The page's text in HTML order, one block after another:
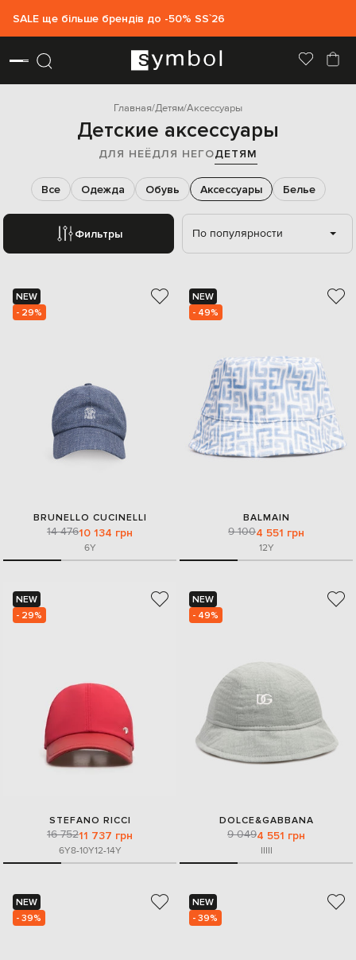
SALE ще більше брендів до -50% SS`26
Главная Детям Аксессуары
Детские аксессуары
ДЛЯ НЕЁДЛЯ НЕГОДЕТЯМ
Фильтры
Все Одежда Обувь Аксессуары Белье
По популярности
NEW
- 29%
BRUNELLO CUCINELLI
14 47610 134 грн
6Y
NEW
- 49%
BALMAIN
9 1004 551 грн
12Y
NEW
- 29%
STEFANO RICCI
16 75211 737 грн
6Y8-10Y12-14Y
NEW
- 49%
DOLCE&GABBANA
9 0494 551 грн
IIIII
NEW
- 39%
NEW
- 39%